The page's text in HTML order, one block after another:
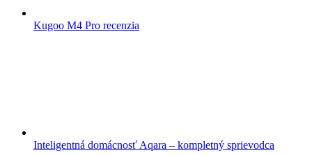
Kugoo M4 Pro recenzia
Inteligentná domácnosť Aqara – kompletný sprievodca